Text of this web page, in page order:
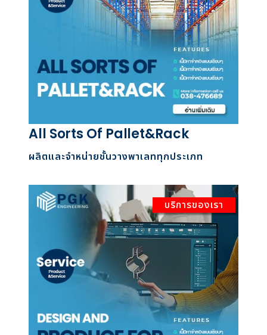
All Sorts Of Pallet&Rack
ผลิตและจำหน่ายชั้นวางพาเลททุกประเภท
บริการของเรา